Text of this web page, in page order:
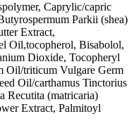
Caprylic/capric
Parkii (shea)
Extract,
Oil,tocopherol, Bisabolol,
Dioxide, Tocopheryl
Oil/triticum Vulgare Germ
Oil/carthamus Tinctorius
Recutita (matricaria)
Extract, Palmitoyl